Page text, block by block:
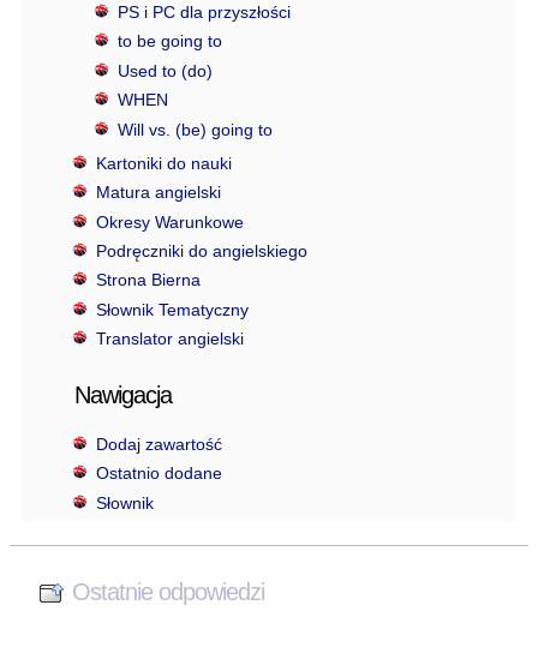
PS i PC dla przyszłości
to be going to
Used to (do)
WHEN
Will vs. (be) going to
Kartoniki do nauki
Matura angielski
Okresy Warunkowe
Podręczniki do angielskiego
Strona Bierna
Słownik Tematyczny
Translator angielski
Nawigacja
Dodaj zawartość
Ostatnio dodane
Słownik
Ostatnie odpowiedzi